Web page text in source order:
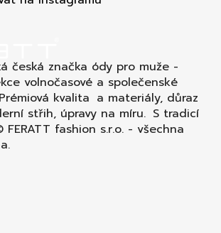
česká značka ódy pro muže -
volnočasové a společenské
kvalita a materiály, důraz
střih, úpravy na míru. S tradicí
fashion s.r.o. - všechna